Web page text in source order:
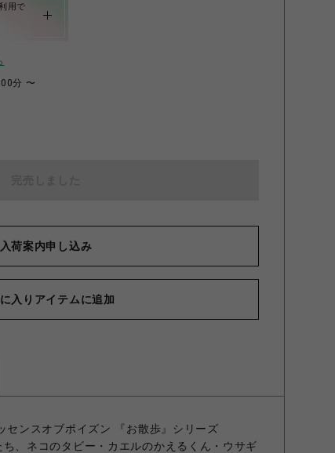
用で
分 〜
入荷案内申し込み
入りアイテムに追加
センスオブポイズン 『お散歩』シリーズ
、ネコのタビー・カエルのかえるくん・ウサギ